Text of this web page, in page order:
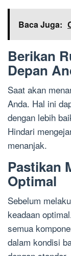
Baca Juga:
Berikan
Depan
Saat akan
Anda. Hal ini
dengan lebih
Hindari
menanjak.
Pastikan
Optimal
Sebelum
keadaan
semua
dalam kondisi